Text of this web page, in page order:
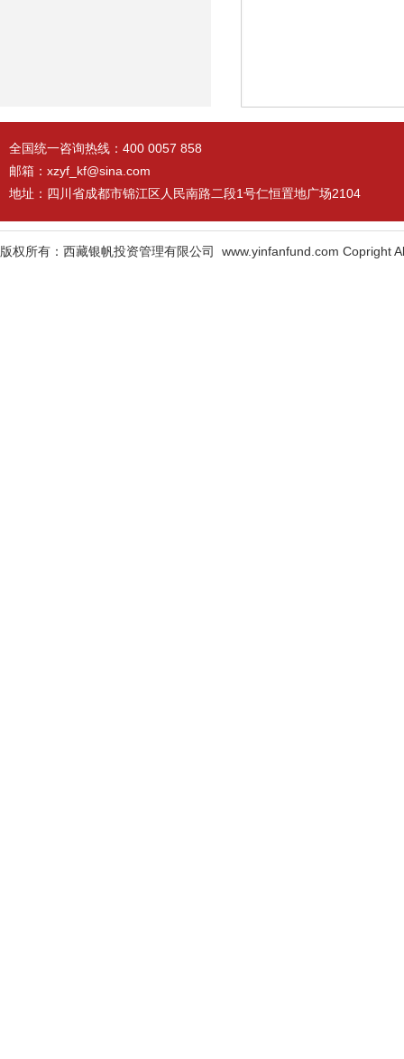
全国统一咨询热线：400 0057 858
邮箱：xzyf_kf@sina.com
地址：四川省成都市锦江区人民南路二段1号仁恒置地广场2104
版权所有：西藏银帆投资管理有限公司 www.yinfanfund.com Copright